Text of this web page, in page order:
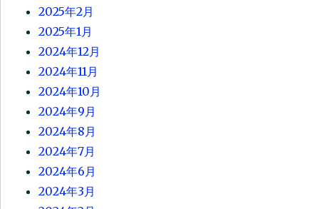
2025年2月
2025年1月
2024年12月
2024年11月
2024年10月
2024年9月
2024年8月
2024年7月
2024年6月
2024年3月